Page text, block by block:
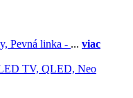
Pevná linka - ... viac
TV, QLED, Neo